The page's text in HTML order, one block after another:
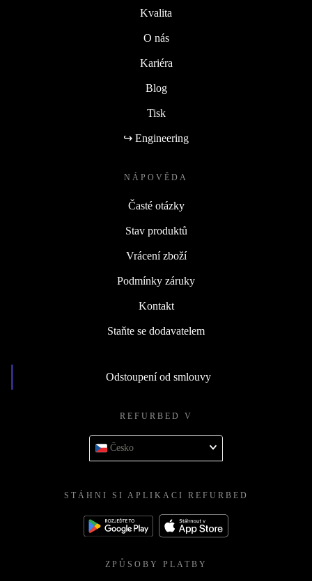
Kvalita
O nás
Kariéra
Blog
Tisk
↪ Engineering
NÁPOVĚDA
Časté otázky
Stav produktů
Vrácení zboží
Podmínky záruky
Kontakt
Staňte se dodavatelem
Odstoupení od smlouvy
REFURBED V
Česko
STÁHNI SI APLIKACI REFURBED
ZPŮSOBY PLATBY